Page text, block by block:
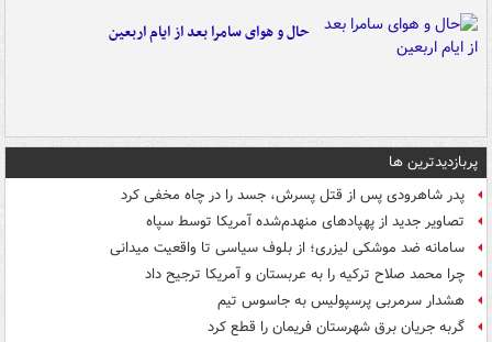
حال و هوای سامرا بعد از ایام اربعین
پربازدیدترین ها
پدر شاهرودی پس از قتل پسرش، جسد را در چاه مخفی کرد
تصاویر جدید از پهپادهای منهدم‌شده آمریکا توسط سپاه
سامانه ضد موشکی لیزری؛ از بلوف سیاسی تا واقعیت میدانی
چرا محمد صلاح ترکیه را به عربستان و آمریکا ترجیح داد
هشدار سرمربی پرسپولیس به جاسوس تیم
گربه جریان برق شهرستان فریمان را قطع کرد